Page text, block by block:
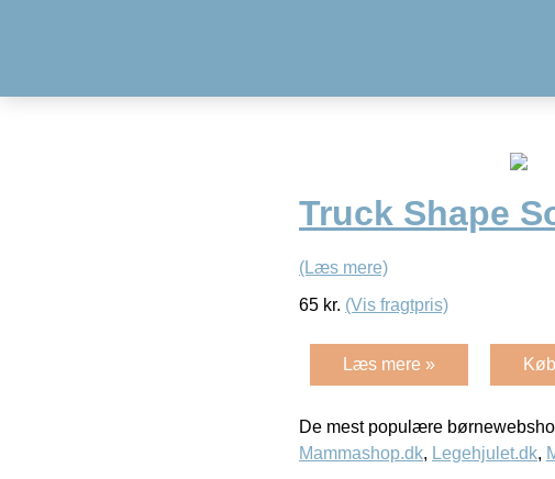
Truck Shape
(Læs mere)
65 kr. (Vis fragtpris)
Læs mere »
De mest populære
Mammashop.dk, Legehjulet.dk,